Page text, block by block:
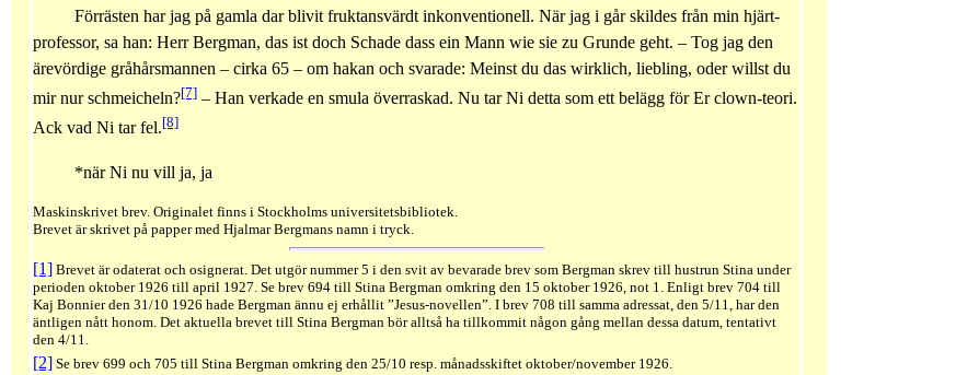
Förrästen har jag på gamla dar blivit fruktansvärdt inkonventionell. När jag i går skildes från min hjärt-
professor, sa han: Herr Bergman, das ist doch Schade dass ein Mann wie sie zu Grunde geht. – Tog jag den
ärevördige gråhårsmannen – cirka 65 – om hakan och svarade: Meinst du das wirklich, liebling, oder willst du
mir nur schmeicheln?[7] – Han verkade en smula överraskad. Nu tar Ni detta som ett belägg för Er clown-teori.
Ack vad Ni tar fel.[8]
*när Ni nu vill ja, ja
Maskinskrivet brev. Originalet finns i Stockholms universitetsbibliotek.
Brevet är skrivet på papper med Hjalmar Bergmans namn i tryck.
[1] Brevet är odaterat och osignerat. Det utgör nummer 5 i den svit av bevarade brev som Bergman skrev till hustrun Stina under
perioden oktober 1926 till april 1927. Se brev 694 till Stina Bergman omkring den 15 oktober 1926, not 1. Enligt brev 704 till
Kaj Bonnier den 31/10 1926 hade Bergman ännu ej erhållit ”Jesus-novellen”. I brev 708 till samma adressat, den 5/11, har den
äntligen nått honom. Det aktuella brevet till Stina Bergman bör alltså ha tillkommit någon gång mellan dessa datum, tentativt
den 4/11.
[2] Se brev 699 och 705 till Stina Bergman omkring den 25/10 resp. månadsskiftet oktober/november 1926.